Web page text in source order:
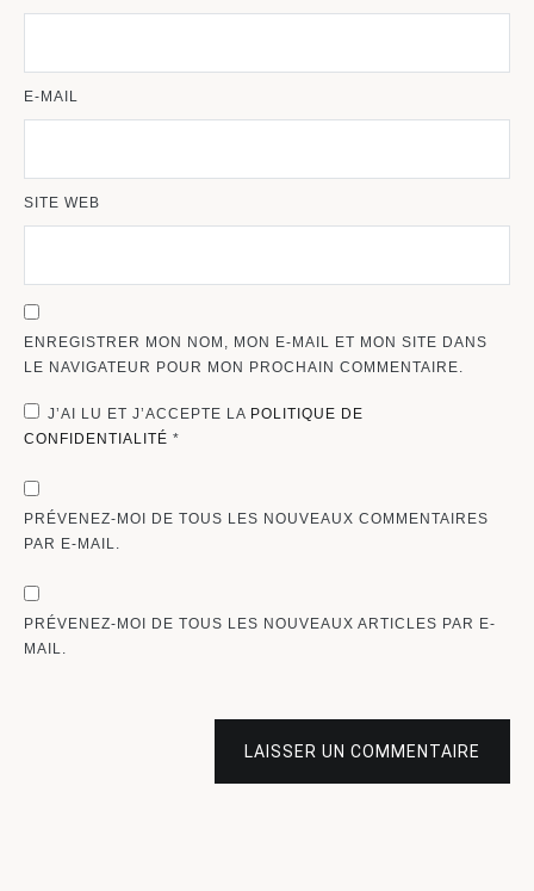
E-MAIL
SITE WEB
ENREGISTRER MON NOM, MON E-MAIL ET MON SITE DANS
LE NAVIGATEUR POUR MON PROCHAIN COMMENTAIRE.
J’AI LU ET J’ACCEPTE LA POLITIQUE DE
CONFIDENTIALITÉ *
PRÉVENEZ-MOI DE TOUS LES NOUVEAUX COMMENTAIRES
PAR E-MAIL.
PRÉVENEZ-MOI DE TOUS LES NOUVEAUX ARTICLES PAR E-
MAIL.
LAISSER UN COMMENTAIRE